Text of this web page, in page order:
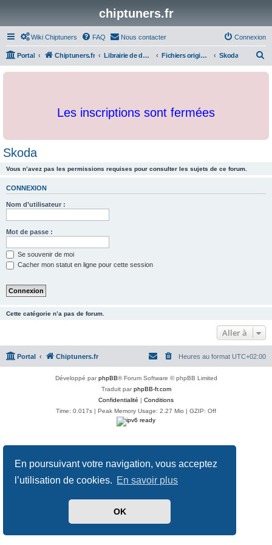
En poursuivant votre navigation, vous acceptez
l’utilisation de cookies. En savoir plus
OK
chiptuners.fr
Wiki Chiptuners FAQ Nous contacter Connexion
Portal Chiptuners.fr Librairie de documents et originaux Fichiers originaux Skoda
c
Les inscriptions sont fermées
Skoda
Vous n’avez pas les permissions requises pour consulter les sujets de ce forum.
CONNEXION
Nom d’utilisateur :
Mot de passe :
Se souvenir de moi
Cacher mon statut en ligne pour cette session
Cette catégorie n’a pas de forum.
Aller à
Portal Chiptuners.fr Heures au format UTC+02:00
Développé parphpBB® Forum Software © phpBB Limited
Traduit parphpBB-fr.com
Confidentialité | Conditions
Time: 0.017s | Peak Memory Usage: 2.27 Mio | GZIP: Off